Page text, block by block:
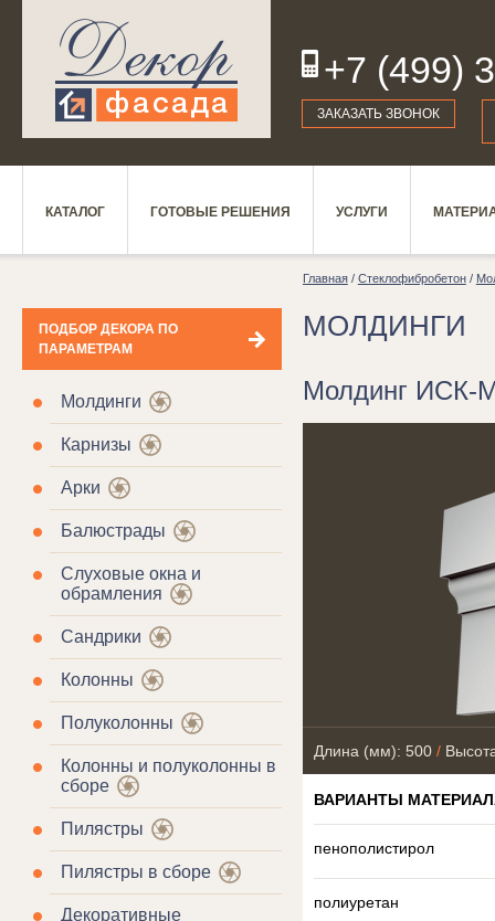
+7 (499)
19
ЗАКАЗАТЬ ЗВОНОК
КАТАЛОГ ГОТОВЫЕ РЕШЕНИЯ УСЛУГИ
ПОДБОР ДЕКОРА ПО
ПАРАМЕТРАМ
Молдинги
Карнизы
Арки
Балюстрады
Слуховые окна и
обрамления
Сандрики
Колонны
Полуколонны
Колонны и полуколонны в
сборе
Пилястры
Пилястры в сборе
Декоративные
Главная/ Стеклофибробетон/
МОЛДИНГИ
Молдинг ИСК-
Длина (мм): 500/
ВАРИАНТЫ
пенополистирол
полиуретан